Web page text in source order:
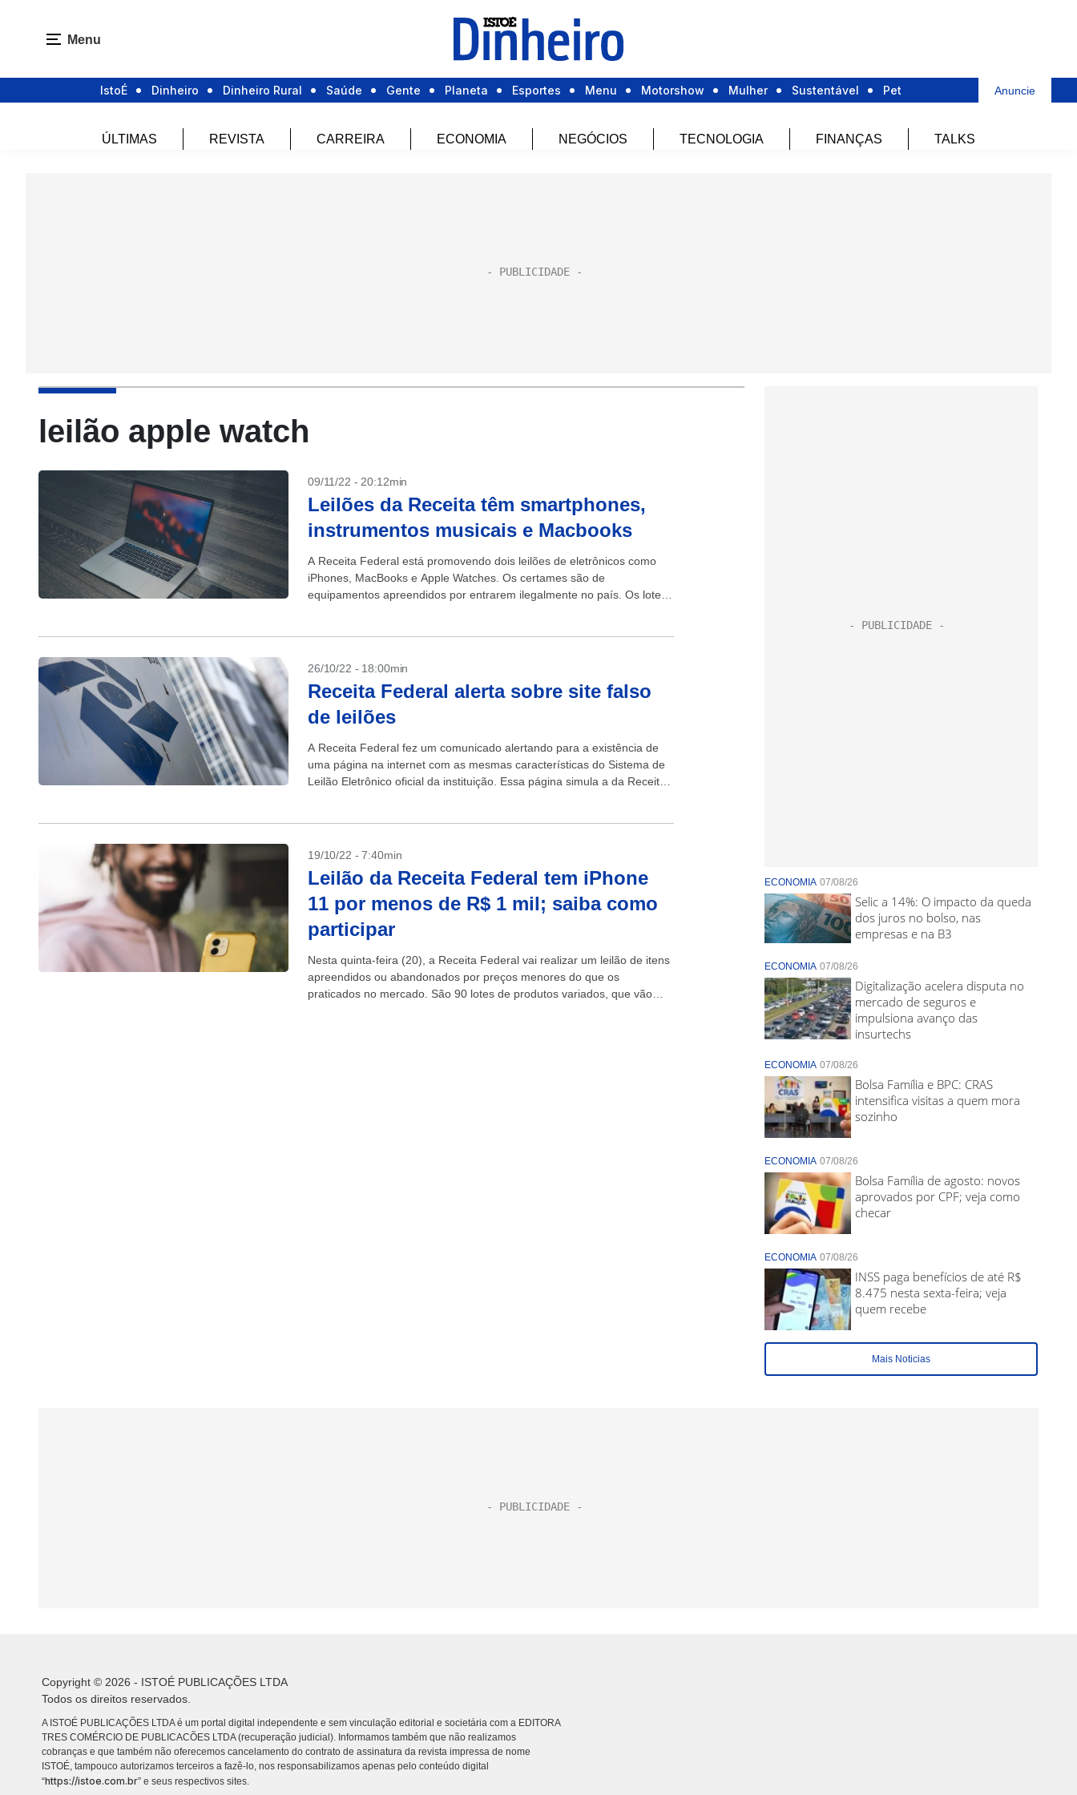
Menu
IstoÉ Dinheiro Dinheiro Rural Saúde Gente Planeta Esportes Menu Motorshow Mulher Sustentável Pet Anuncie
ÚLTIMAS REVISTA CARREIRA ECONOMIA NEGÓCIOS TECNOLOGIA FINANÇAS TALKS
leilão apple watch
09/11/22 - 20:12min
Leilões da Receita têm smartphones,
instrumentos musicais e Macbooks
A Receita Federal está promovendo dois leilões de eletrônicos como
iPhones, MacBooks e Apple Watches. Os certames são de
equipamentos apreendidos por entrarem ilegalmente no país. Os lotes
26/10/22 - 18:00min
Receita Federal alerta sobre site falso
de leilões
A Receita Federal fez um comunicado alertando para a existência de
uma página na internet com as mesmas características do Sistema de
Leilão Eletrônico oficial da instituição. Essa página simula a da Receita,
19/10/22 - 7:40min
Leilão da Receita Federal tem iPhone
11 por menos de R$ 1 mil; saiba como
participar
Nesta quinta-feira (20), a Receita Federal vai realizar um leilão de itens
apreendidos ou abandonados por preços menores do que os
praticados no mercado. São 90 lotes de produtos variados, que vão
ECONOMIA 07/08/26
Selic a 14%: O impacto da queda
dos juros no bolso, nas
empresas e na B3
ECONOMIA 07/08/26
Digitalização acelera disputa no
mercado de seguros e
impulsiona avanço das
insurtechs
ECONOMIA 07/08/26
Bolsa Família e BPC: CRAS
intensifica visitas a quem mora
sozinho
ECONOMIA 07/08/26
Bolsa Família de agosto: novos
aprovados por CPF; veja como
checar
ECONOMIA 07/08/26
INSS paga benefícios de até R$
8.475 nesta sexta-feira; veja
quem recebe
Mais Noticias
Copyright © 2026 - ISTOÉ PUBLICAÇÕES LTDA
Todos os direitos reservados.
A ISTOÉ PUBLICAÇÕES LTDA é um portal digital independente e sem vinculação editorial e societária com a EDITORA
TRES COMÉRCIO DE PUBLICACÕES LTDA (recuperação judicial). Informamos também que não realizamos
cobranças e que também não oferecemos cancelamento do contrato de assinatura da revista impressa de nome
ISTOÉ, tampouco autorizamos terceiros a fazê-lo, nos responsabilizamos apenas pelo conteúdo digital
“https://istoe.com.br” e seus respectivos sites.